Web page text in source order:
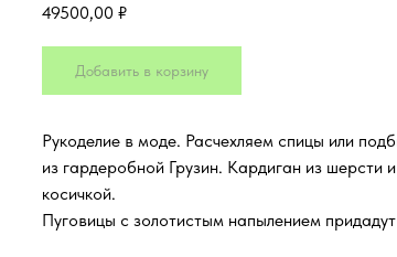
49500,00 ₽
Добавить в корзину
Рукоделие в моде. Расчехляем спицы или
из гардеробной Грузин. Кардиган из шерсти
косичкой.
Пуговицы с золотистым напылением